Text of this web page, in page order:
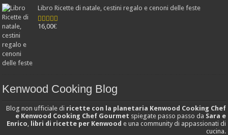
Libro Ricette di natale, cestini regalo e cenoni delle feste
Valutato
16,00€
Kenwood Cooking Blog
Blog non ufficiale di ricette con la planetaria Kenwood Cooking Chef
e Kenwood Cooking Chef Gourmet spiegate passo passo da Sara e
Enrico
libri di ricette per Kenwood e una community di appassionati di
cucina.